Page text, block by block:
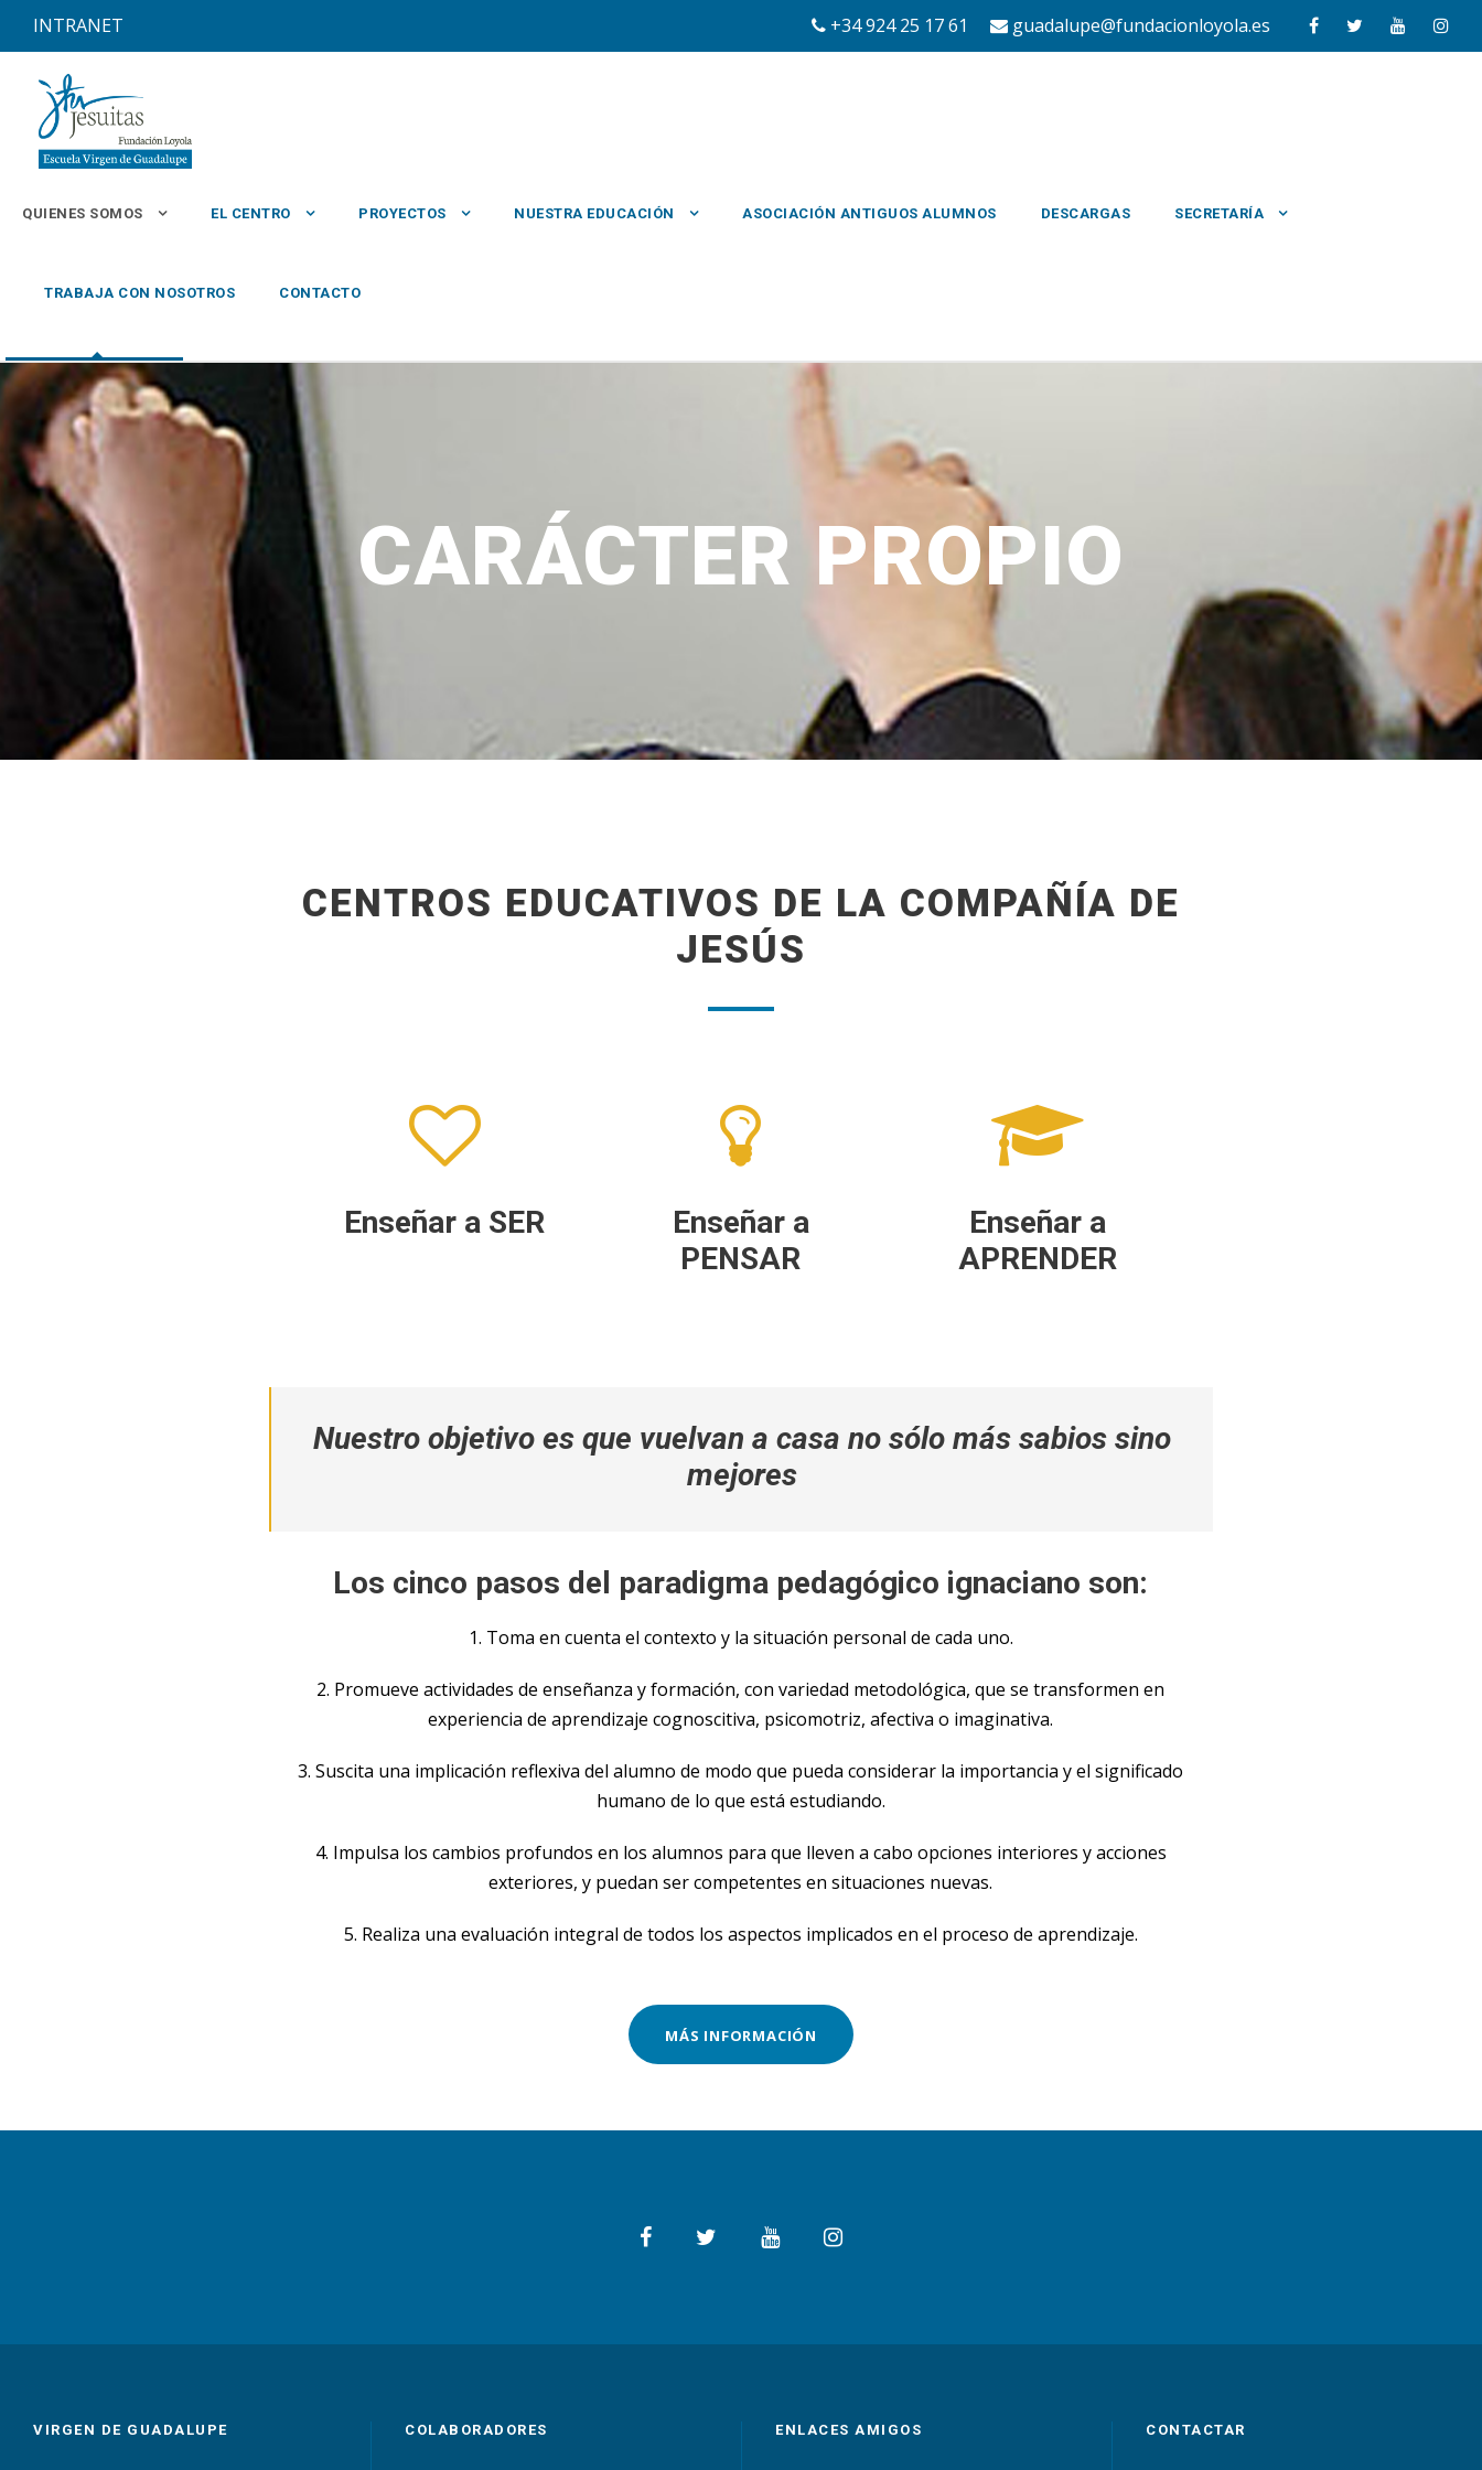
INTRANET +34 924 25 17 61 guadalupe@fundacionloyola.es
QUIENES SOMOS EL CENTRO PROYECTOS NUESTRA EDUCACIÓN ASOCIACIÓN ANTIGUOS ALUMNOS DESCARGAS SECRETARÍA
TRABAJA CON NOSOTROS CONTACTO
CARÁCTER PROPIO
CENTROS EDUCATIVOS DE LA COMPAÑÍA DE
JESÚS
Enseñar a SER
Enseñar a
PENSAR
Enseñar a
APRENDER
Nuestro objetivo es que vuelvan a casa no sólo más sabios sino
mejores
Los cinco pasos del paradigma pedagógico ignaciano son:
1. Toma en cuenta el contexto y la situación personal de cada uno.
2. Promueve actividades de enseñanza y formación, con variedad metodológica, que se transformen en
experiencia de aprendizaje cognoscitiva, psicomotriz, afectiva o imaginativa.
3. Suscita una implicación reflexiva del alumno de modo que pueda considerar la importancia y el significado
humano de lo que está estudiando.
4. Impulsa los cambios profundos en los alumnos para que lleven a cabo opciones interiores y acciones
exteriores, y puedan ser competentes en situaciones nuevas.
5. Realiza una evaluación integral de todos los aspectos implicados en el proceso de aprendizaje.
MÁS INFORMACIÓN
VIRGEN DE GUADALUPE COLABORADORES ENLACES AMIGOS CONTACTAR